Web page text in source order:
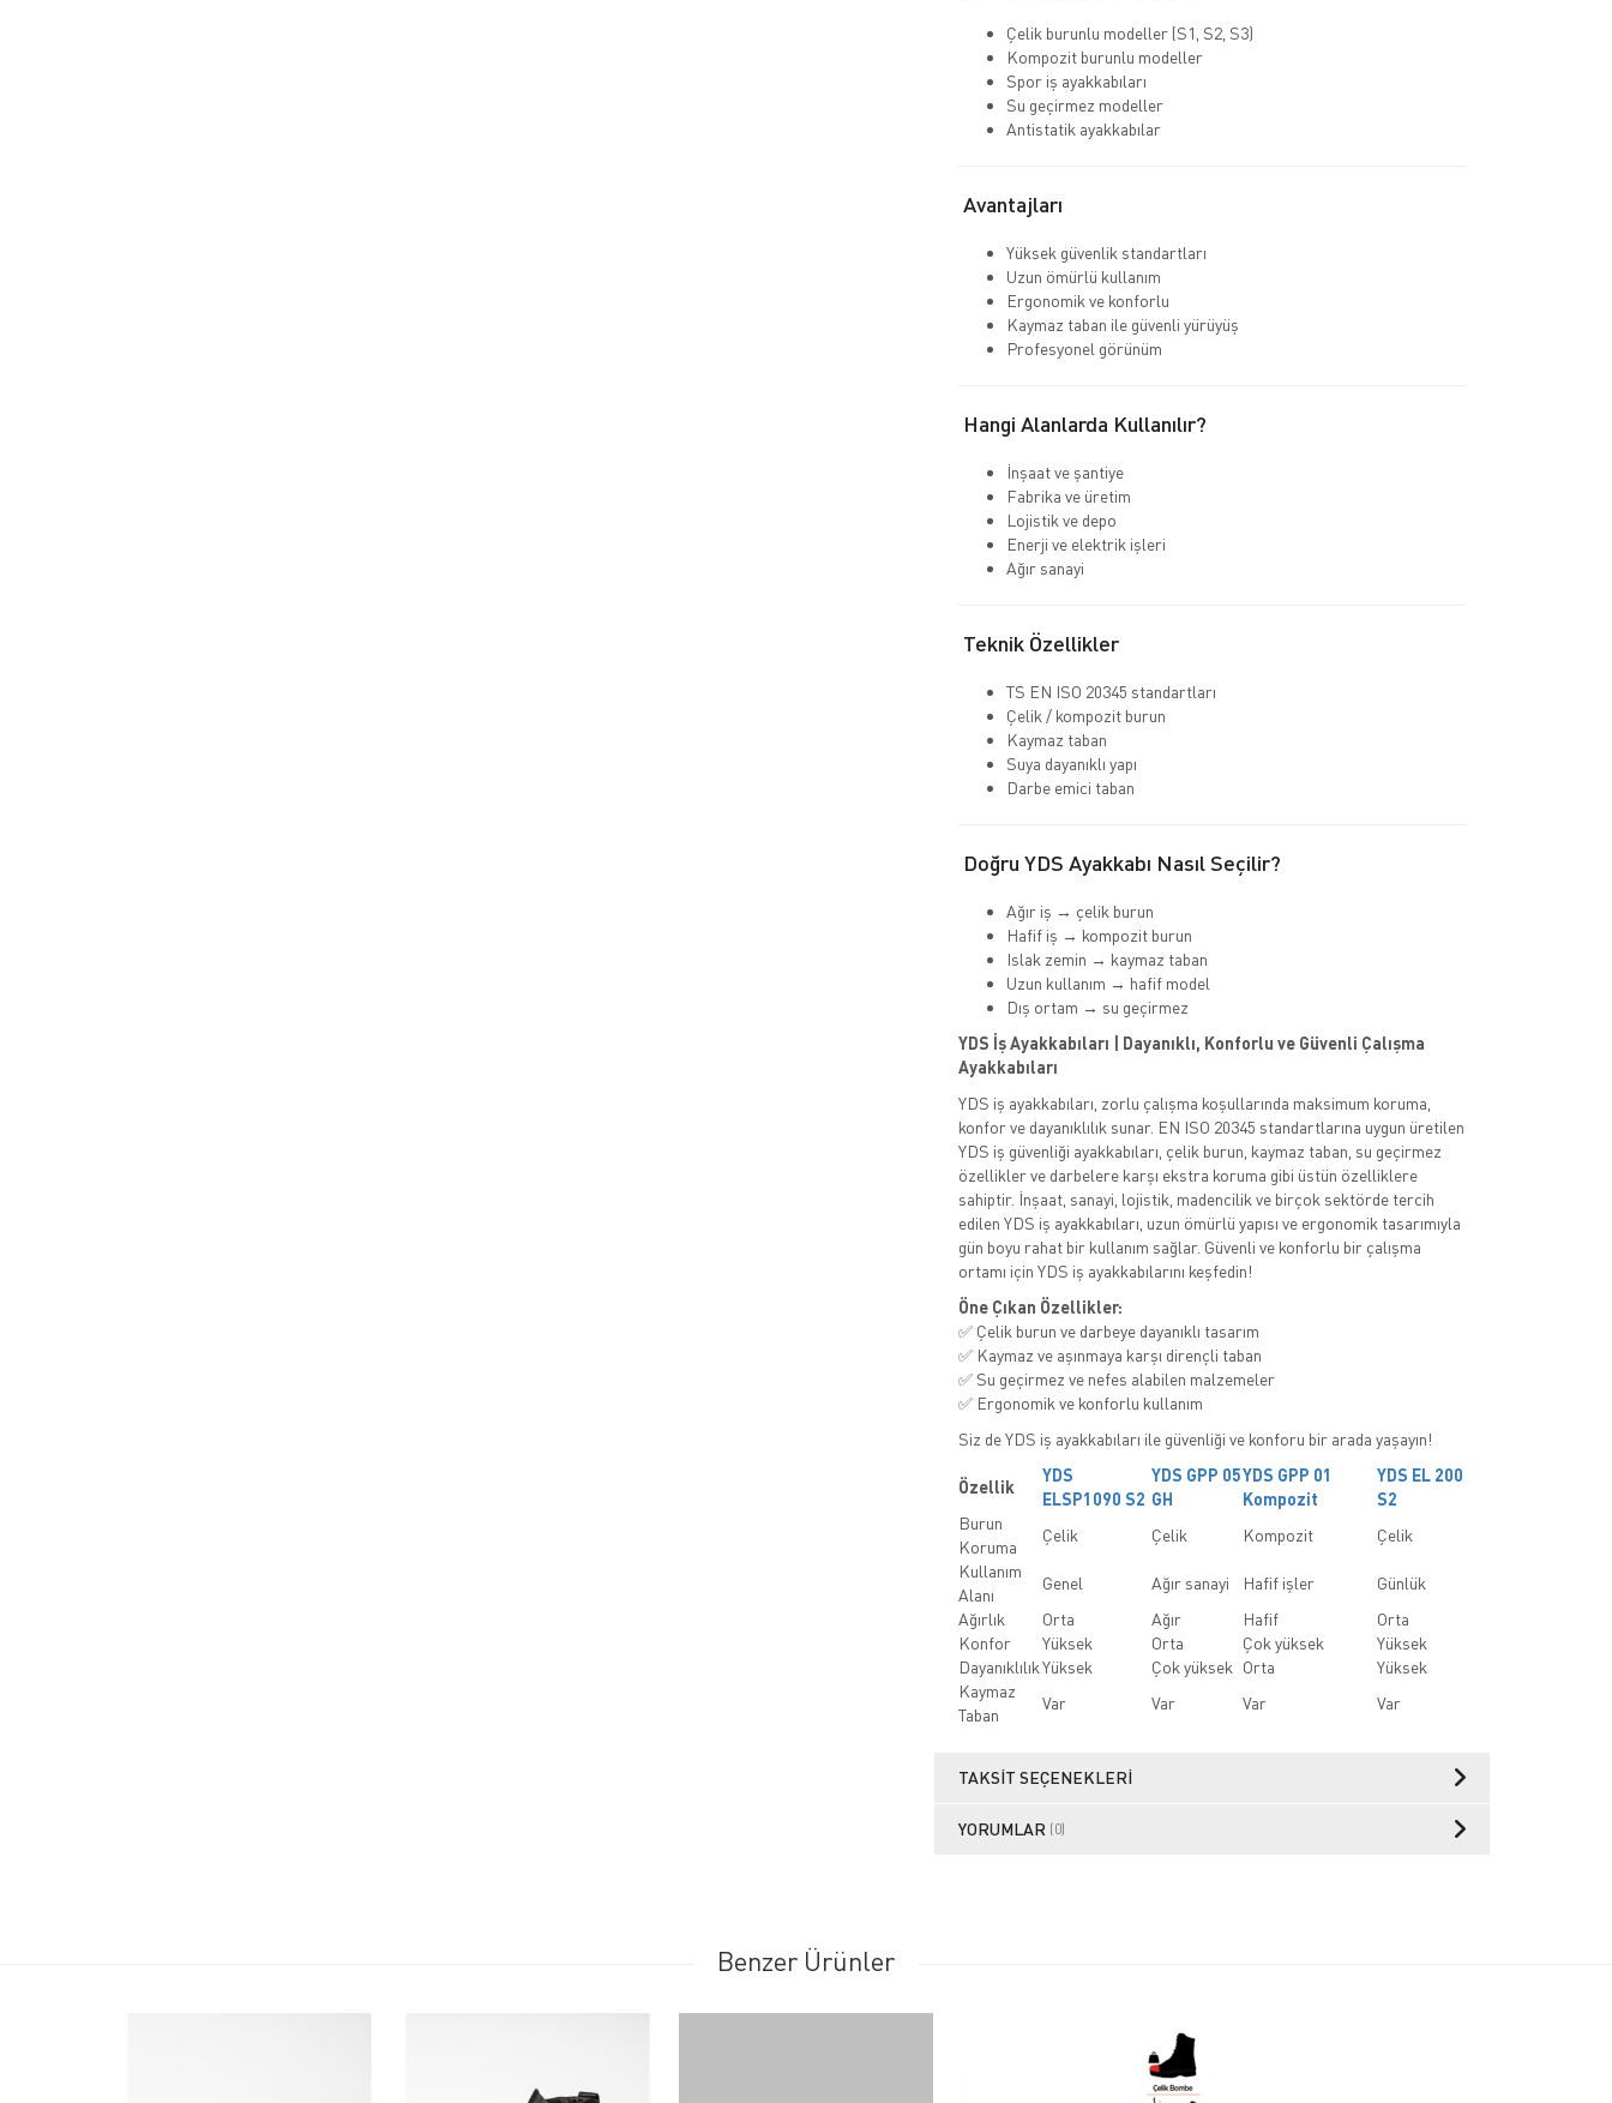
Çelik burunlu modeller (S1, S2, S3)
Kompozit burunlu modeller
Spor iş ayakkabıları
Su geçirmez modeller
Antistatik ayakkabılar
Avantajları
Yüksek güvenlik standartları
Uzun ömürlü kullanım
Ergonomik ve konforlu
Kaymaz taban ile güvenli yürüyüş
Profesyonel görünüm
Hangi Alanlarda Kullanılır?
İnşaat ve şantiye
Fabrika ve üretim
Lojistik ve depo
Enerji ve elektrik işleri
Ağır sanayi
Teknik Özellikler
TS EN ISO 20345 standartları
Çelik / kompozit burun
Kaymaz taban
Suya dayanıklı yapı
Darbe emici taban
Doğru YDS Ayakkabı Nasıl Seçilir?
Ağır iş → çelik burun
Hafif iş → kompozit burun
Islak zemin → kaymaz taban
Uzun kullanım → hafif model
Dış ortam → su geçirmez
YDS İş Ayakkabıları | Dayanıklı, Konforlu ve Güvenli Çalışma
Ayakkabıları
YDS iş ayakkabıları, zorlu çalışma koşullarında maksimum koruma,
konfor ve dayanıklılık sunar. EN ISO 20345 standartlarına uygun üretilen
YDS iş güvenliği ayakkabıları, çelik burun, kaymaz taban, su geçirmez
özellikler ve darbelere karşı ekstra koruma gibi üstün özelliklere
sahiptir. İnşaat, sanayi, lojistik, madencilik ve birçok sektörde tercih
edilen YDS iş ayakkabıları, uzun ömürlü yapısı ve ergonomik tasarımıyla
gün boyu rahat bir kullanım sağlar. Güvenli ve konforlu bir çalışma
ortamı için YDS iş ayakkabılarını keşfedin!
Öne Çıkan Özellikler:
✅ Çelik burun ve darbeye dayanıklı tasarım
✅ Kaymaz ve aşınmaya karşı dirençli taban
✅ Su geçirmez ve nefes alabilen malzemeler
✅ Ergonomik ve konforlu kullanım
Siz de YDS iş ayakkabıları ile güvenliği ve konforu bir arada yaşayın!
Özellik
YDS
ELSP1090 S2
YDS GPP 05
GH
YDS GPP 01
Kompozit
YDS EL 200
S2
Burun
Koruma
Çelik Çelik Kompozit
Çelik
Kullanım
Alanı
Genel Ağır sanayi Hafif işler
Günlük
Ağırlık
Orta Ağır Hafif
Orta
Konfor
Yüksek Orta Çok yüksek
Yüksek
DayanıklılıkYüksek Çok yüksek Orta
Yüksek
Kaymaz
Taban
Var Var Var Var
TAKSIT SEÇENEKLERI
YORUMLAR (0)
Benzer Ürünler